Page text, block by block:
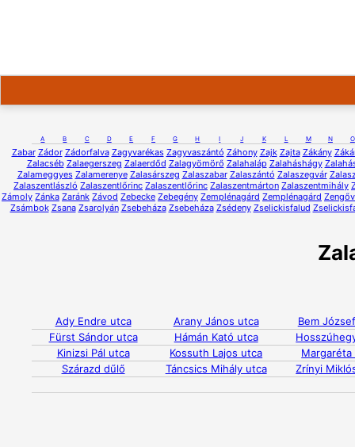
A B C D E F G H I J K L M N O
Zabar Zádor Zádorfalva Zagyvarékas Zagyvaszántó Záhony Zajk Zajta Zákány
Zalacséb Zalaegerszeg Zalaerdőd Zalagyömörő Zalahaláp Zalaháshágy
Zalameggyes Zalamerenye Zalasárszeg Zalaszabar Zalaszántó Zalaszegvár
Zalaszentlászló Zalaszentlőrinc Zalaszentlőrinc Zalaszentmárton Zalaszentmihály
Zámoly Zánka Zaránk Závod Zebecke Zebegény Zemplénagárd Zemplénagárd
Zsámbok Zsana Zsarolyán Zsebeháza Zsebeháza Zsédeny Zselickisfalud
Ady Endre utca Arany János utca
Bem
Fürst Sándor utca
Hámán Kató utca
Kinizsi Pál utca
Kossuth Lajos utca
Margaréta
Szárazd dűlő
Táncsics Mihály utca Zrínyi